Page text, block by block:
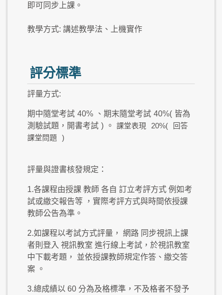
即可同步上課。
教學方式: 講述教學法、上機實作
評分標準
評量方式:
期中隨堂考試 40% 、期末隨堂考試 40%( 皆為
測驗試題，開書考試 ) 。 課堂表現 20%(
回答
課堂問題 )
評量與證書核發規定：
1.各課程由授課 教師 各自 訂立考評方式 例如考
試或繳交報告等 ，實際考評方式與時間依授課
教師公告為準。
2.如課程以考試方式評量， 網路 同步視訊上課
者則登入 視訊教室 進行線上考試，於視訊教室
中下載考題， 並依授課教師規定作答、繳交答
案 。
3.總成績以 60 分為及格標準，不及格者不發予